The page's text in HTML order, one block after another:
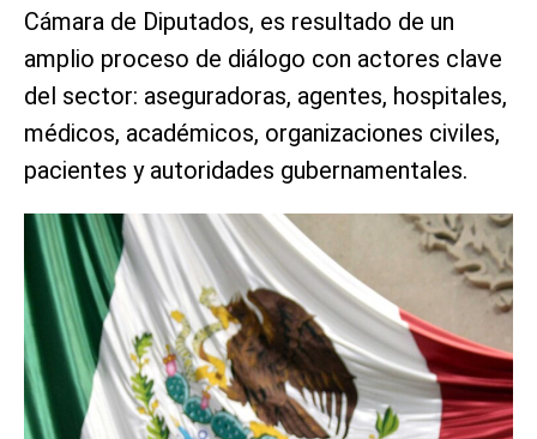
Cámara de Diputados, es resultado de un
amplio proceso de diálogo con actores clave
del sector: aseguradoras, agentes, hospitales,
médicos, académicos, organizaciones civiles,
pacientes y autoridades gubernamentales.